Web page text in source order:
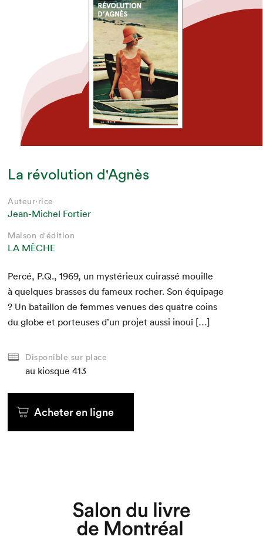
La révolution d'Agnès
Auteur·rice
Jean-Michel Fortier
Maison d'édition
LA MÈCHE
Per­cé, P.Q.,1969, un mys­térieux cuirassé mouille
à quelques brass­es du fameux rocher. Son équipage
? Un batail­lon de femmes venues des qua­tre coins
du globe et por­teuses d’un pro­jet aus­si inouï […]
Disponible sur place
au kiosque 413
Acheter en ligne